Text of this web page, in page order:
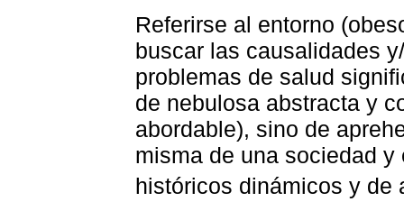
Referirse al entorno
buscar las causalidades
problemas de salud
de nebulosa abstracta y
abordable), sino de
misma de una sociedad
históricos dinámicos y de